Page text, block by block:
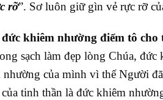
rỡ”. Sơ luôn giữ gìn vẻ rực rỡ
đức khiêm nhường điểm tô cho
sạch làm đẹp lòng Chúa,
của mình vì thế Người
tinh thần là đức khiêm